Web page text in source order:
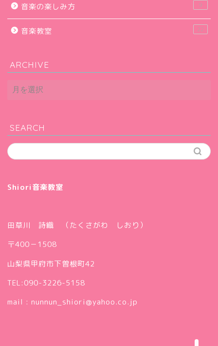
音楽の楽しみ方 9
音楽教室 22
ARCHIVE
ARCHIVE
SEARCH
Shiori音楽教室
田草川 詩織 （たくさがわ しおり）
〒400－1508
山梨県甲府市下曽根町42
TEL:090-3226-5158
mail : nunnun_shiori@yahoo.co.jp
ノ講師 田草川詩織）